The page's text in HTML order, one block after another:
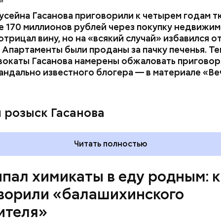
Гасанова приговорили к четырем годам
170 миллионов рублей через покупку
вину, но на «всякий случай» избавился
были проданы за пачку печенья.
Гасанова намерены обжаловать
известного блогера — в материале
Гасанова
Читать полностью
химикаты в еду родным:
«балашихинского